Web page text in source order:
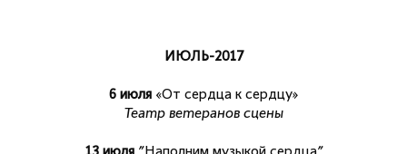
ИЮЛЬ-2017
6 июля«От сердца к сердцу»
Театр ветеранов сцены